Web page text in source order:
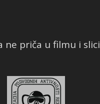
ne priča u filmu i slici